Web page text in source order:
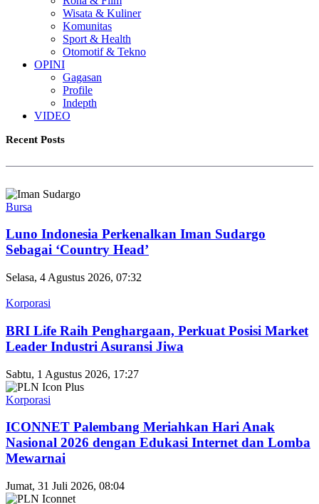
Wisata & Kuliner
Komunitas
Sport & Health
Otomotif & Tekno
OPINI
Gagasan
Profile
Indepth
VIDEO
Recent Posts
Bursa
Luno Indonesia Perkenalkan Iman Sudargo
Sebagai ‘Country Head’
Selasa, 4 Agustus 2026, 07:32
Korporasi
BRI Life Raih Penghargaan, Perkuat Posisi Market
Leader Industri Asuransi Jiwa
Sabtu, 1 Agustus 2026, 17:27
Korporasi
ICONNET Palembang Meriahkan Hari Anak
Nasional 2026 dengan Edukasi Internet dan Lomba
Mewarnai
Jumat, 31 Juli 2026, 08:04